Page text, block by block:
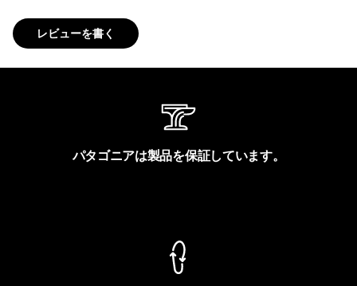
レビューを書く
パタゴニアは製品を保証しています。